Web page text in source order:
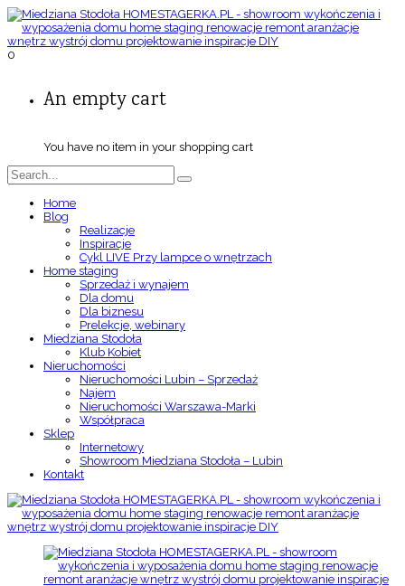
0
An empty cart
You have no item in your shopping cart
Home
Blog
Realizacje
Inspiracje
Cykl LIVE Przy lampce o wnętrzach
Home staging
Sprzedaż i wynajem
Dla domu
Dla biznesu
Prelekcje, webinary
Miedziana Stodoła
Klub Kobiet
Nieruchomości
Nieruchomości Lubin – Sprzedaż
Najem
Nieruchomości Warszawa-Marki
Współpraca
Sklep
Internetowy
Showroom Miedziana Stodoła – Lubin
Kontakt